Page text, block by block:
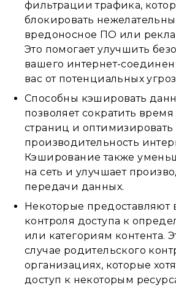
фильтрации трафика,
блокировать
вредоносное ПО или
Это помогает улучшить
вашего интернет-
вас от потенциальных
Способны кэшировать
позволяет сократить время
страниц и оптимизировать
производительность
Кэширование также
на сеть и улучшает
передачи данных.
Некоторые предоставляют
контроля доступа к
или категориям контента.
случае родительского
организациях, которые
доступ к некоторым